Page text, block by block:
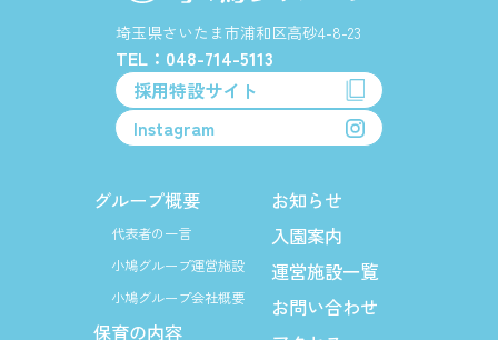
埼玉県さいたま市浦和区高砂4-8-23
TEL：048-714-5113
採用特設サイト
Instagram
グループ概要
代表者の一言
小鳩グループ運営施設
小鳩グループ会社概要
保育の内容
お知らせ
入園案内
運営施設一覧
お問い合わせ